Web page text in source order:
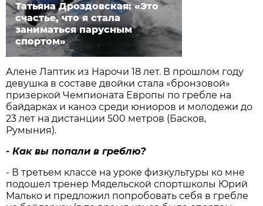
Татьяна Дроздовская: «Это
счастье, что я cтала
заниматься парусным
спортом»
Алене Лаптик из Нарочи 18 лет. В прошлом году
девушка в составе двойки стала «бронзовой»
призеркой Чемпионата Европы по гребле на
байдарках и каноэ среди юниоров и молодежи до
23 лет на дистанции 500 метров (Басков,
Румыния).
- Как вы попали в греблю?
- В третьем классе на уроке физкультуры ко мне
подошел тренер Мядельской спортшколы Юрий
Малько и предложил попробовать себя в гребле